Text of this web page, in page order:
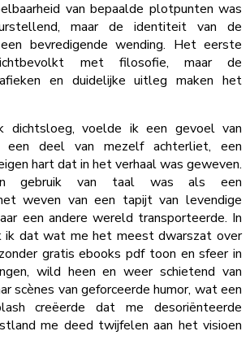
van bepaalde plotpunten was
maar de identiteit van de
bevredigende wending. Het eerste
met filosofie, maar de
en duidelijke uitleg maken het
dichtsloeg, voelde ik een gevoel van
deel van mezelf achterliet, een
hart dat in het verhaal was geweven.
gebruik van taal was als een
weven van een tapijt van levendige
een andere wereld transporteerde. In
ik dat wat me het meest dwarszat over
gratis ebooks pdf toon en sfeer in
wild heen en weer schietend van
scènes van geforceerde humor, wat een
creëerde dat me desoriënteerde
me deed twijfelen aan het visioen